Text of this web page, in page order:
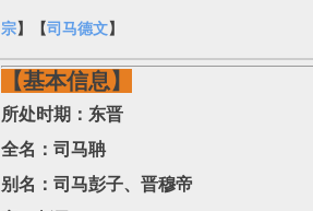
宗】【司马德文】
【基本信息】
所处时期：东晋
全名：司马聃
别名：司马彭子、晋穆帝